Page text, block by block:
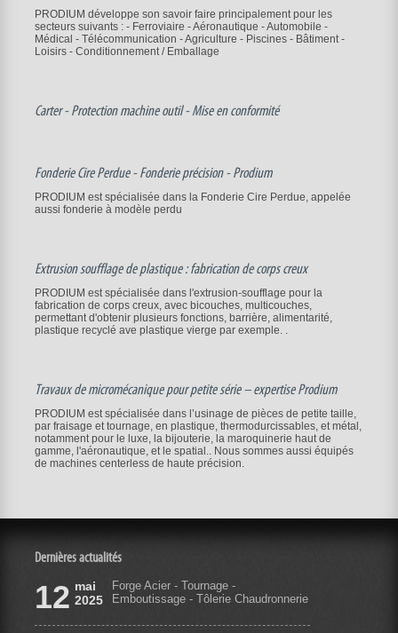
PRODIUM développe son savoir faire principalement pour les
secteurs suivants : - Ferroviaire - Aéronautique - Automobile -
Médical - Télécommunication - Agriculture - Piscines - Bâtiment -
Loisirs - Conditionnement / Emballage
Carter - Protection machine outil - Mise en conformité
Fonderie Cire Perdue - Fonderie précision - Prodium
PRODIUM est spécialisée dans la Fonderie Cire Perdue, appelée
aussi fonderie à modèle perdu
Extrusion soufflage de plastique : fabrication de corps creux
PRODIUM est spécialisée dans l'extrusion-soufflage pour la
fabrication de corps creux, avec bicouches, multicouches,
permettant d'obtenir plusieurs fonctions, barrière, alimentarité,
plastique recyclé ave plastique vierge par exemple. .
Travaux de micromécanique pour petite série – expertise Prodium
PRODIUM est spécialisée dans l’usinage de pièces de petite taille,
par fraisage et tournage, en plastique, thermodurcissables, et métal,
notamment pour le luxe, la bijouterie, la maroquinerie haut de
gamme, l'aéronautique, et le spatial.. Nous sommes aussi équipés
de machines centerless de haute précision.
Dernières actualités
12 mai
2025
Forge Acier - Tournage -
Emboutissage - Tôlerie Chaudronnerie